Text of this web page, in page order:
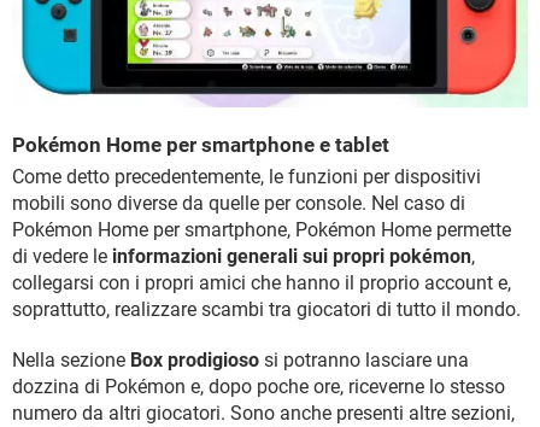
Pokémon Home per smartphone e tablet
Come detto precedentemente, le funzioni per dispositivi
mobili sono diverse da quelle per console. Nel caso di
Pokémon Home per smartphone, Pokémon Home permette
di vedere le informazioni generali sui propri pokémon,
collegarsi con i propri amici che hanno il proprio account e,
soprattutto, realizzare scambi tra giocatori di tutto il mondo.
Nella sezione Box prodigioso si potranno lasciare una
dozzina di Pokémon e, dopo poche ore, riceverne lo stesso
numero da altri giocatori. Sono anche presenti altre sezioni,